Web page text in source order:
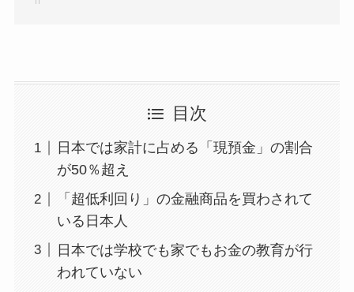
目次
日本では家計に占める「現預金」の割合
が50％超え
「超低利回り」の金融商品を買わされて
いる日本人
日本では学校でも家でもお金の教育が行
われていない